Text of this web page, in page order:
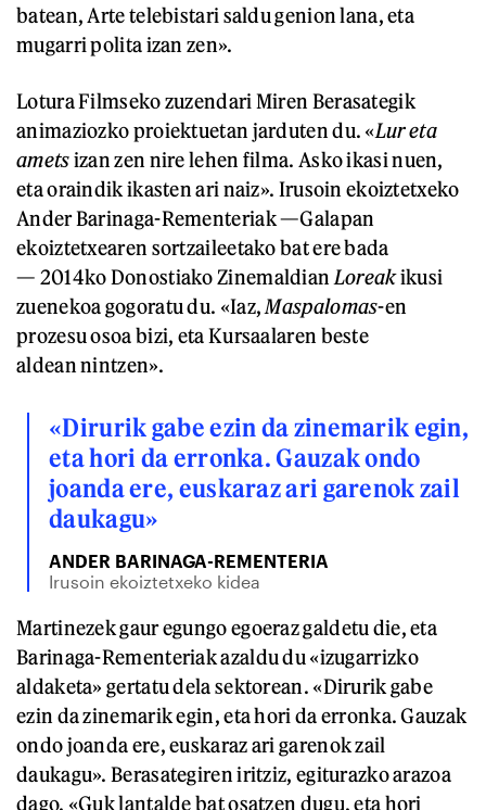
batean, Arte telebistari saldu genion lana, eta
mugarri polita izan zen».
Lotura Filmseko zuzendari Miren Berasategik
animaziozko proiektuetan jarduten du. «Lur eta
ametsizan zen nire lehen filma. Asko ikasi nuen,
eta oraindik ikasten ari naiz». Irusoin ekoiztetxeko
Ander Barinaga-Rementeriak —Galapan
ekoiztetxearen sortzaileetako bat ere bada
— 2014ko Donostiako Zinemaldian Loreakikusi
zuenekoa gogoratu du. «Iaz, Maspalomas-en
prozesu osoa bizi, eta Kursaalaren beste
aldean nintzen».
«Dirurik gabe ezin da zinemarik egin,
eta hori da erronka. Gauzak ondo
joanda ere, euskaraz ari garenok zail
daukagu»
ANDER BARINAGA-REMENTERIA
Irusoin ekoiztetxeko kidea
Martinezek gaur egungo egoeraz galdetu die, eta
Barinaga-Rementeriak azaldu du «izugarrizko
aldaketa» gertatu dela sektorean. «Dirurik gabe
ezin da zinemarik egin, eta hori da erronka. Gauzak
ondo joanda ere, euskaraz ari garenok zail
daukagu». Berasategiren iritziz, egiturazko arazoa
dago. «Guk lantalde bat osatzen dugu, eta hori